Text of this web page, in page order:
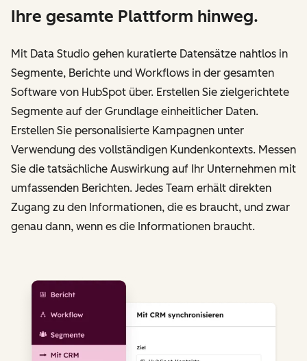
Ihre gesamte Plattform hinweg.
Mit Data Studio gehen kuratierte Datensätze nahtlos in
Segmente, Berichte und Workflows in der gesamten
Software von HubSpot über. Erstellen Sie zielgerichtete
Segmente auf der Grundlage einheitlicher Daten.
Erstellen Sie personalisierte Kampagnen unter
Verwendung des vollständigen Kundenkontexts. Messen
Sie die tatsächliche Auswirkung auf Ihr Unternehmen mit
umfassenden Berichten. Jedes Team erhält direkten
Zugang zu den Informationen, die es braucht, und zwar
genau dann, wenn es die Informationen braucht.